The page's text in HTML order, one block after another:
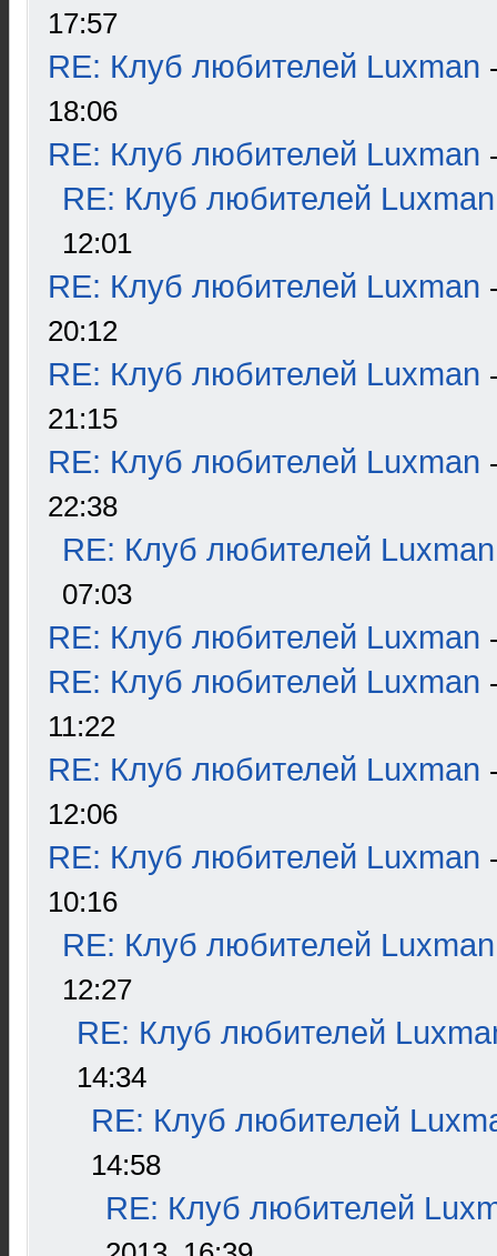
17:57
RE: Клуб любителей Luxman
18:06
RE: Клуб любителей Luxman
RE: Клуб любителей Luxman
12:01
RE: Клуб любителей Luxman
20:12
RE: Клуб любителей Luxman
21:15
RE: Клуб любителей Luxman
22:38
RE: Клуб любителей Luxman
07:03
RE: Клуб любителей Luxman
RE: Клуб любителей Luxman
11:22
RE: Клуб любителей Luxman
12:06
RE: Клуб любителей Luxman
10:16
RE: Клуб любителей Luxman
12:27
RE: Клуб любителей
14:34
RE: Клуб любителей
14:58
RE: Клуб любителей